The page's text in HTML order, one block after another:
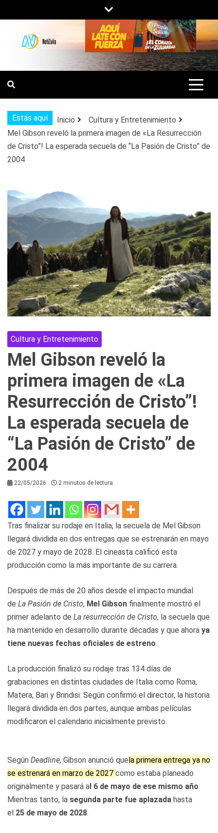
al
contenido
NOTIZULIA
NOTICIAS DEL ZULIA, VENEZUELA Y
DE INTERÉS GENERAL.
Estás aquí Inicio
Cultura y Entretenimiento
Mel Gibson reveló la primera imagen de «La Resurrección
de Cristo”! La esperada secuela de “La Pasión de Cristo” de
2004
Cultura y Entretenimiento
Mel Gibson reveló la
primera imagen de «La
Resurrección de Cristo”!
La esperada secuela de
“La Pasión de Cristo” de
2004
22/05/2026 2 minutos de lectura
Tras finalizar su rodaje en Italia, la secuela de Mel Gibson
llegará dividida en dos entregas que se estrenarán en mayo
de 2027 y mayo de 2028. El cineasta calificó esta
producción como la más importante de su carrera.
Después de más de 20 años desde el impacto mundial
de La Pasión de Cristo, Mel Gibson finalmente mostró el
primer adelanto de La resurrección de Cristo, la secuela que
ha mantenido en desarrollo durante décadas y que ahora ya
tiene nuevas fechas oficiales de estreno.
La producción finalizó su rodaje tras 134 días de
grabaciones en distintas ciudades de Italia como Roma,
Matera, Bari y Brindisi. Según confirmó el director, la historia
llegará dividida en dos partes, aunque ambas películas
modificaron el calendario inicialmente previsto.
Según Deadline, Gibson anunció que la primera entrega ya no
se estrenará en marzo de 2027 como estaba planeado
originalmente y pasará a l 6 de mayo de ese mismo año.
Mientras tanto, la segunda parte fue aplazada hasta
el 25 de mayo de 2028.